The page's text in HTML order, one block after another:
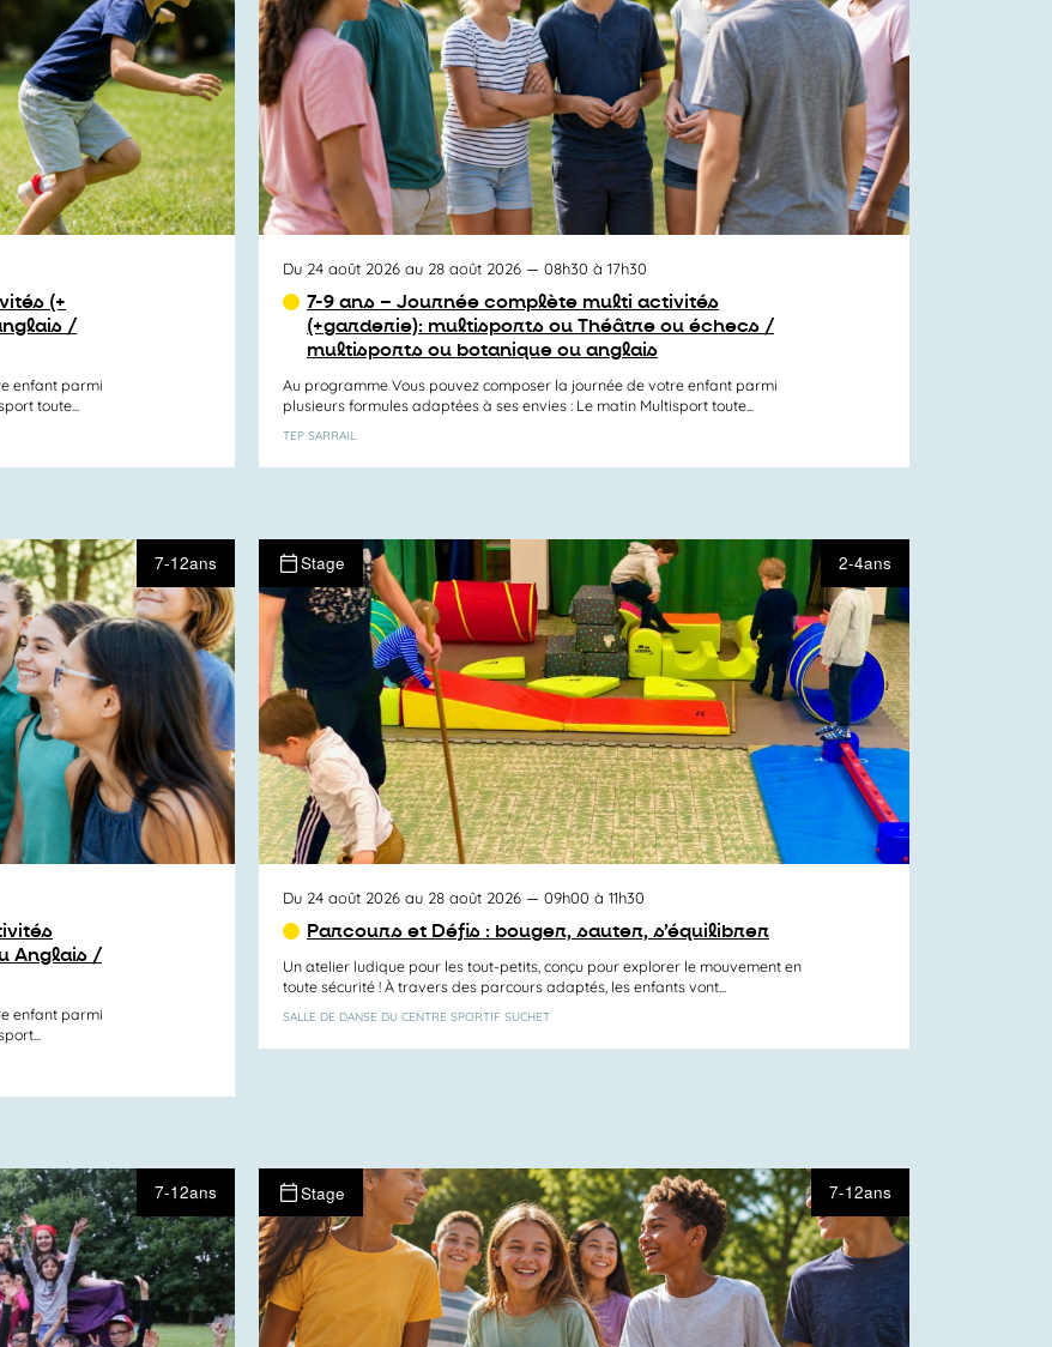
(+
/
enfant parmi
toute...
Du 24 août 2026 au 28 août 2026— 08h30 à 17h30
7-9 ans – Journée complète multi activités
(+garderie): multisports ou Théâtre ou échecs /
multisports ou botanique ou anglais
Au programme Vous pouvez composer la journée de votre enfant parmi
plusieurs formules adaptées à ses envies : Le matin Multisport toute...
TEP SARRAIL
7-12ans
Anglais /
enfant parmi
Stage 2-4ans
Du 24 août 2026 au 28 août 2026— 09h00 à 11h30
Parcours et Défis : bouger, sauter, s’équilibrer
Un atelier ludique pour les tout-petits, conçu pour explorer le mouvement en
toute sécurité ! À travers des parcours adaptés, les enfants vont...
SALLE DE DANSE DU CENTRE SPORTIF SUCHET
7-12ans Stage 7-12ans